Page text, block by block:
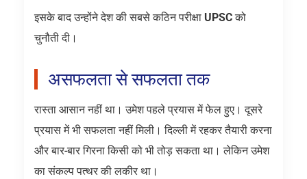
इसके बाद उन्होंने देश की सबसे कठिन परीक्षा UPSCको
चुनौती दी।
असफलता से सफलता तक
रास्ता आसान नहीं था। उमेश पहले प्रयास में फेल हुए। दूसरे
प्रयास में भी सफलता नहीं मिली। दिल्ली में रहकर तैयारी करना
और बार-बार गिरना किसी को भी तोड़ सकता था। लेकिन उमेश
का संकल्प पत्थर की लकीर था।